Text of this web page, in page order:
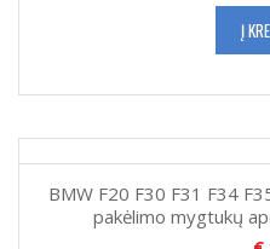
Į
BMW F20 F30 F31 F34
pakėlimo mygtukų